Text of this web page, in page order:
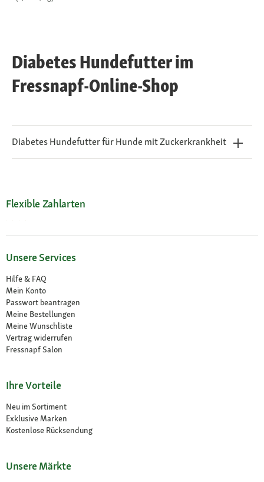
Diabetes Hundefutter im
Fressnapf-Online-Shop
Diabetes Hundefutter für Hunde mit Zuckerkrankheit
Flexible Zahlarten
Unsere Services
Hilfe & FAQ
Mein Konto
Passwort beantragen
Meine Bestellungen
Meine Wunschliste
Vertrag widerrufen
Fressnapf Salon
Ihre Vorteile
Neu im Sortiment
Exklusive Marken
Kostenlose Rücksendung
Unsere Märkte